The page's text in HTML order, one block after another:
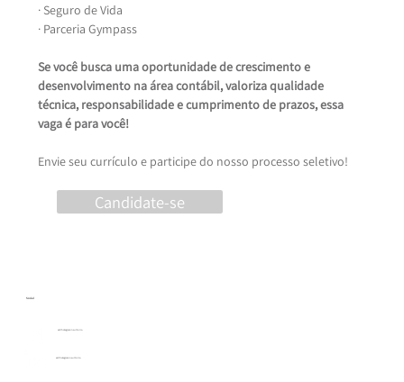
Candidate-se
· Seguro de Vida
· Parceria Gympass
Se você busca uma oportunidade de crescimento e
desenvolvimento na área contábil, valoriza qualidade
técnica, responsabilidade e cumprimento de prazos, essa
vaga é para você!
Envie seu currículo e participe do nosso processo seletivo!
Social
estrhategiaconsultoria
estrhategiaconsultoria